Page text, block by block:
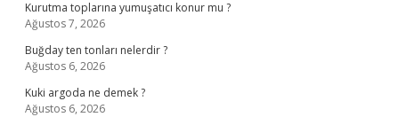
Kurutma toplarına yumuşatıcı konur mu ?
Ağustos 7, 2026
Buğday ten tonları nelerdir ?
Ağustos 6, 2026
Kuki argoda ne demek ?
Ağustos 6, 2026